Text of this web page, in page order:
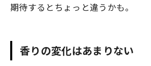
期待するとちょっと違うかも。
香りの変化はあまりない